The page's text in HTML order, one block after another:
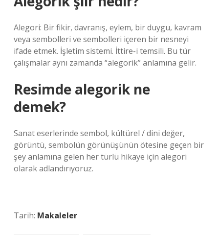
Alegori: Bir fikir, davranış, eylem, bir duygu, kavram
veya sembolleri ve sembolleri içeren bir nesneyi
ifade etmek. İşletim sistemi. İttire-i temsili. Bu tür
çalışmalar aynı zamanda “alegorik” anlamına gelir.
Resimde alegorik ne
demek?
Sanat eserlerinde sembol, kültürel / dini değer,
görüntü, sembolün görünüşünün ötesine geçen bir
şey anlamına gelen her türlü hikaye için alegori
olarak adlandırıyoruz.
Tarih: Makaleler